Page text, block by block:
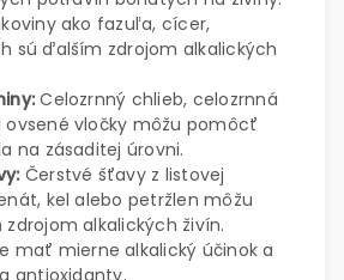
ako fazuľa, cícer,
sú ďalším zdrojom alkalických
Celozrnný chlieb, celozrnná
ovsené vločky môžu pomôcť
na zásaditej úrovni.
Čerstvé šťavy z listovej
kel alebo petržlen môžu
alkalických živín.
mať mierne alkalický účinok a